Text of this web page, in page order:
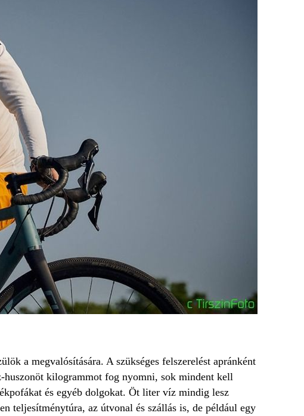
a megvalósítására. A szükséges felszerelést apránként
huszonöt kilogrammot fog nyomni, sok mindent kell
és egyéb dolgokat. Öt liter víz mindig lesz
teljesítménytúra, az útvonal és szállás is, de például egy